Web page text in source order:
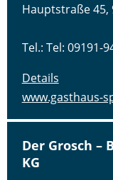
Hauptstraße 45,
Tel.: Tel: 09191-
Details
www.gasthaus-
Der Grosch –
KG